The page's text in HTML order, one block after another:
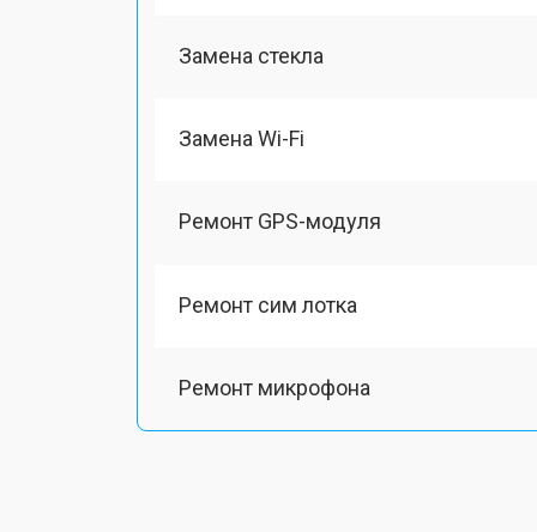
Замена стекла
Замена Wi-Fi
Ремонт GPS-модуля
Ремонт сим лотка
Ремонт микрофона